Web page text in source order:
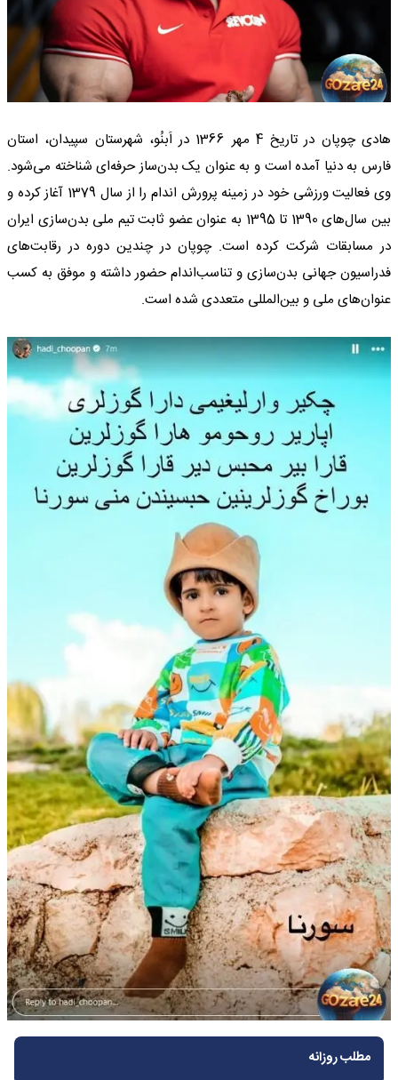
هادی چوپان در تاریخ 4 مهر 1366 در اَبنُو، شهرستان سپیدان، استان
فارس به دنیا آمده است و به عنوان یک بدن‌ساز حرفه‌ای شناخته می‌شود.
وی فعالیت ورزشی خود در زمینه پرورش اندام را از سال 1379 آغاز کرده و
بین سال‌های 1390 تا 1395 به عنوان عضو ثابت تیم ملی بدن‌سازی ایران
در مسابقات شرکت کرده است. چوپان در چندین دوره در رقابت‌های
فدراسیون جهانی بدن‌سازی و تناسب‌اندام حضور داشته و موفق به کسب
عنوان‌های ملی و بین‌المللی متعددی شده است.
مطلب روزانه